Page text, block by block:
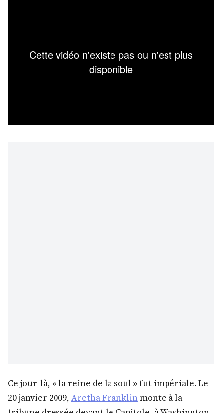
Ce jour-là, « la reine de la soul » fut impériale. Le
20 janvier 2009, Aretha Franklinmonte à la